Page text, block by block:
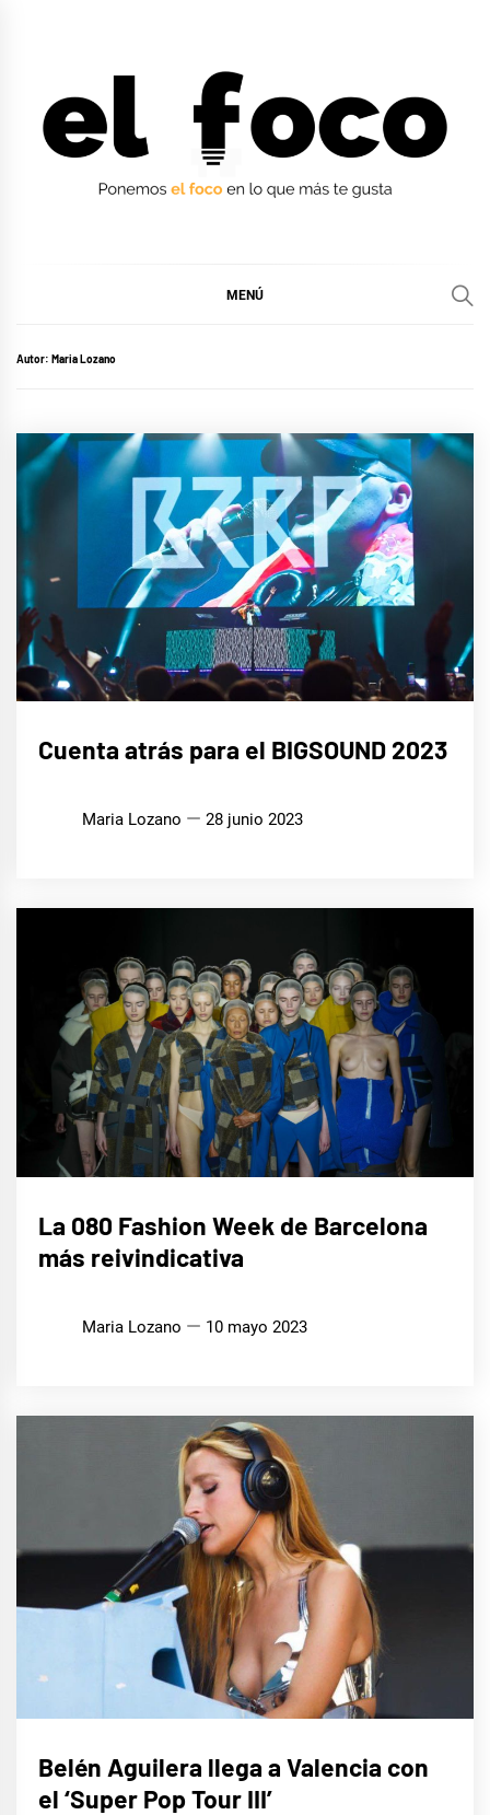
MENÚ
Autor: Maria Lozano
Cuenta atrás para el BIGSOUND 2023
Maria Lozano 28 junio 2023
STYLE
La 080 Fashion Week de Barcelona
más reivindicativa
Maria Lozano 10 mayo 2023
Belén Aguilera llega a Valencia con
el ‘Super Pop Tour III’